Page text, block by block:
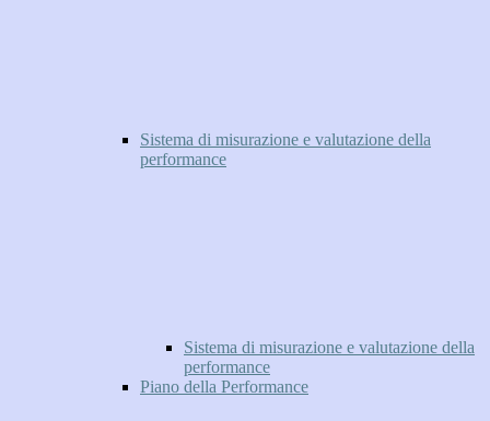
Sistema di misurazione e valutazione della
performance
Sistema di misurazione e valutazione della
performance
Piano della Performance